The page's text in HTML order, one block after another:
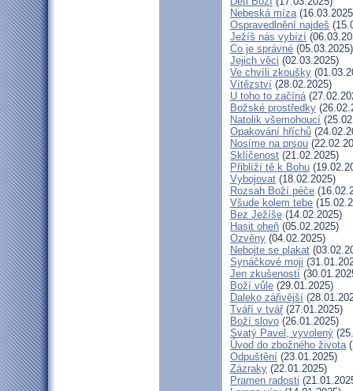
Nebeská míza
Ospravedlnění najdeš
Ježíš nás vybízí
Co je správné (05.03.2025)
Jejich věci (02.03.2025)
Ve chvíli zkoušky
Vítězství (28.02.2025)
U toho to začíná
Božské prostředky
Natolik všemohoucí
Opakování hříchů
Nosíme na prsou
Sklíčenost (21.02.2025)
Přiblíží tě k Bohu
Vybojovat (18.02.2025)
Rozsah Boží péče
Všude kolem tebe
Bez Ježíše (14.02.2025)
Hasit oheň (05.02.2025)
Ozvěny (04.02.2025)
Nebojte se plakat
Synáčkové moji
Jen zkušeností
Boží vůle (29.01.2025)
Daleko zářivější
Tváří v tvář(27.01.2025)
Boží slovo (26.01.2025)
Svatý Pavel, vyvolený
Úvod do zbožného života
Odpuštění (23.01.2025)
Zázraky (22.01.2025)
Pramen radosti